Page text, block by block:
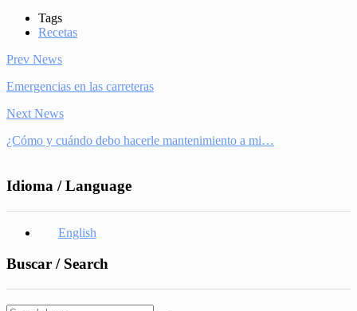
Tags
Recetas
Prev News
Emergencias en las carreteras
Next News
¿Cómo y cuándo debo hacerle mantenimiento a mi…
Idioma / Language
English
Buscar / Search